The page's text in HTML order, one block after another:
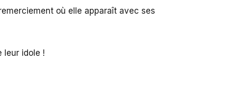
où elle apparaît avec ses
leur idole !